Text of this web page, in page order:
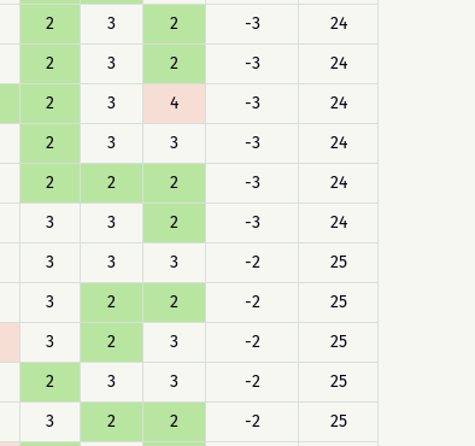
2 3 2 -3
24
2 3 2 -3
24
2 3 4 -3
24
2 3 3 -3
24
2 2 2 -3
24
3 3 2 -3
24
3 3 3 -2
25
3 2 2 -2
25
3 2 3 -2
25
2 3 3 -2
25
3 2 2 -2
25